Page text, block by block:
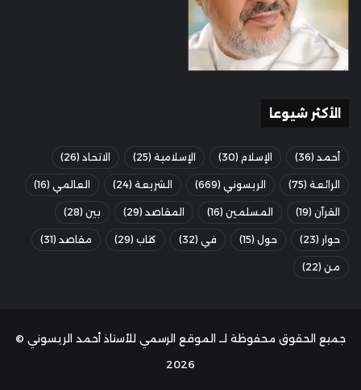
الأكثر شيوعا
أحمد (36) الإسلام (30) الإسلامية (25) الاتحاد (26)
الرائعة (75) الريسوني (669) الشريعة (24) العالمي (16)
القرآن (19) المسلمين (16) المقاصد (29) بين (28)
حوار (23) حول (15) في (32) كتاب (29) مقاصد (31)
من (22)
جميع الحقوق محفوظة لــ الموقع الرسمي للأستاذ أحمد الريسوني ©
2026